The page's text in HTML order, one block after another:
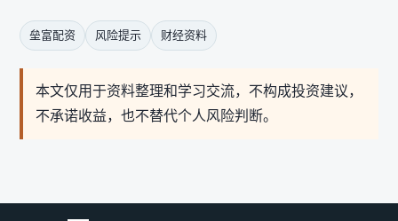
垒富配资 风险提示 财经资料
本文仅用于资料整理和学习交流，不构成投资建议，
不承诺收益，也不替代个人风险判断。